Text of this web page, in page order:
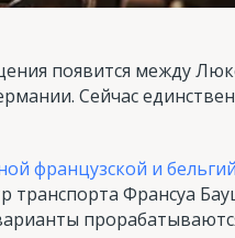
появится между
Сейчас
французской и
транспорта Франсуа